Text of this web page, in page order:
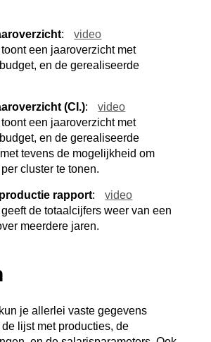
:
video
een jaaroverzicht met
en de gerealiseerde
(CI.):
video
een jaaroverzicht met
en de gerealiseerde
tevens de mogelijkheid om
cluster te tonen.
rapport:
video
de totaalcijfers weer van een
meerdere jaren.
je allerlei vaste gegevens
lijst met producties, de